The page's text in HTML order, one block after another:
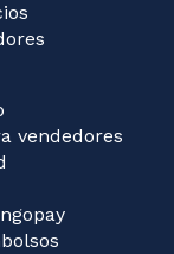
vendedores